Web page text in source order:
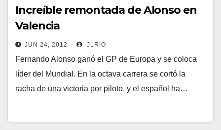
Increíble remontada de Alonso en
Valencia
JUN 24, 2012 JLRIO
Fernando Alonso ganó el GP de Europa y se coloca
líder del Mundial. En la octava carrera se cortó la
racha de una victoria por piloto, y el español ha…